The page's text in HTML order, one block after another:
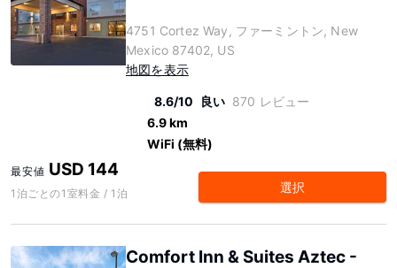
4751 Cortez Way, ファーミントン, New
Mexico 87402, US
地図を表示
8.6/10 良い 870 レビュー
6.9 km
WiFi (無料)
最安値 USD 144
1泊ごとの1室料金 / 1泊 選択
Comfort Inn & Suites Aztec -